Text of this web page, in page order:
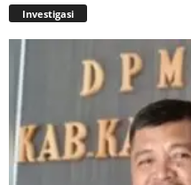
Investigasi